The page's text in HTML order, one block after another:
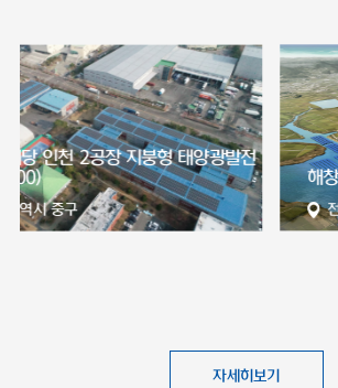
자세히보기
해창만 수상태양광발전소
전라남도 고흥군